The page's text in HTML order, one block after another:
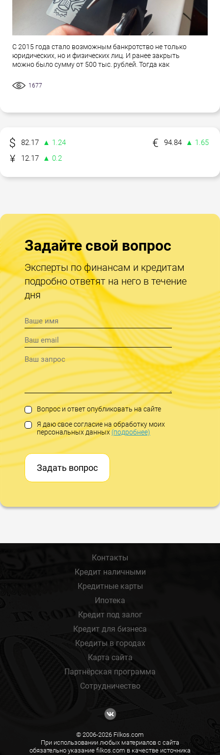
С 2015 года стало возможным банкротство не только
юридических, но и физических лиц. И ранее закрыть
можно было сумму от 500 тыс. рублей. Тогда как
1677
82.17 ▲ 1.24 94.84
▲ 1.65
12.17
▲ 0.2
Задайте свой вопрос
Эксперты по финансам и кредитам
подробно ответят на него в течение
дня
Вопрос и ответ опубликовать на сайте
Я даю свое согласие на обработку моих
персональных данных(подробнее)
Задать вопрос
Контакты
Кредит наличными
Кредитные карты
Ипотека
Кредит под залог
Кредит для бизнеса
Кредиты в городах
Карта сайта
Партнёрская программа
Сотрудничество
© 2006-2026 Filkos.com
При использовании любых материалов с сайта
обязательно указание filkos.com в качестве источника